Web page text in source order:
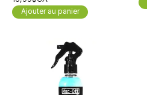
Ajouter au panier